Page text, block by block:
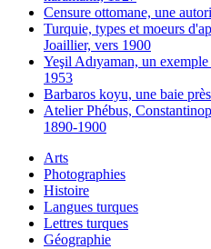
Censure ottomane, une
Turquie, types et moeurs
Joaillier, vers 1900
Yeşil Adıyaman, un
1953
Barbaros koyu, une baie
Atelier Phébus,
1890-1900
Arts
Photographies
Histoire
Langues turques
Lettres turques
Géographie